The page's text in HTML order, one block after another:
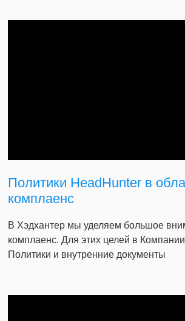
Политики HeadHunter в
комплаенс
В Хэдхантер мы уделяем большое
комплаенс. Для этих целей в
Политики и внутренние документы